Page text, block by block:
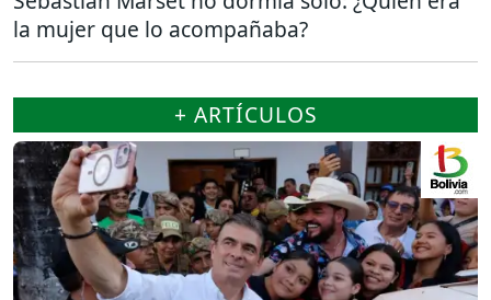
la mujer que lo acompañaba?
+ ARTÍCULOS